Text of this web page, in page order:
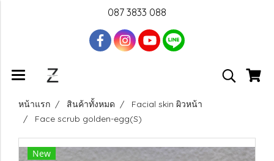
087 3833 088
หน้าแรก สินค้าทั้งหมด
Facial skin ผิวหน้า
Face scrub golden-egg(S)
New